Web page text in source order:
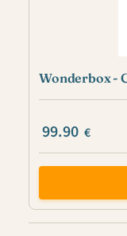
Wonderbox -
99.90 €